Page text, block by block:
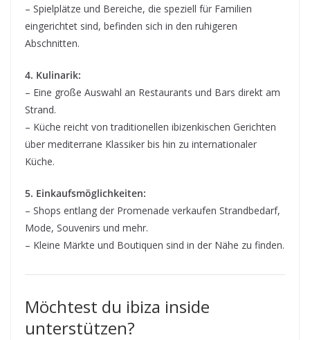
– Spielplätze und Bereiche, die speziell für Familien
eingerichtet sind, befinden sich in den ruhigeren
Abschnitten.
4. Kulinarik:
– Eine große Auswahl an Restaurants und Bars direkt am
Strand.
– Küche reicht von traditionellen ibizenkischen Gerichten
über mediterrane Klassiker bis hin zu internationaler
Küche.
5. Einkaufsmöglichkeiten:
– Shops entlang der Promenade verkaufen Strandbedarf,
Mode, Souvenirs und mehr.
– Kleine Märkte und Boutiquen sind in der Nähe zu finden.
Möchtest du ibiza inside
unterstützen?